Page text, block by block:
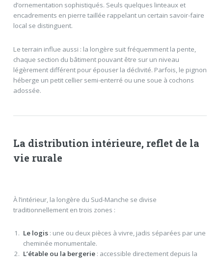
d’ornementation sophistiqués. Seuls quelques linteaux et
encadrements en pierre taillée rappelant un certain savoir-faire
local se distinguent.
Le terrain influe aussi : la longère suit fréquemment la pente,
chaque section du bâtiment pouvant être sur un niveau
légèrement différent pour épouser la déclivité. Parfois, le pignon
héberge un petit cellier semi-enterré ou une soue à cochons
adossée.
La distribution intérieure, reflet de la
vie rurale
À l’intérieur, la longère du Sud-Manche se divise
traditionnellement en trois zones :
Le logis: une ou deux pièces à vivre, jadis séparées par une
cheminée monumentale.
L’étable ou la bergerie: accessible directement depuis la